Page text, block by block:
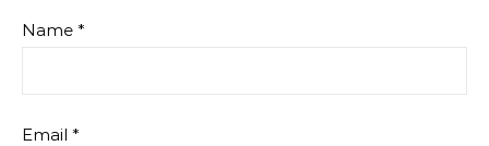
Name *
Email *